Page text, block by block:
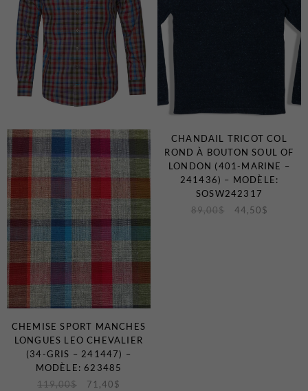
CHEMISE SPORT MANCHES
LONGUES LEO CHEVALIER
(34-GRIS – 241447) –
MODÈLE: 623485
119,00$ 71,40 $
CHANDAIL TRICOT COL
ROND À BOUTON SOUL OF
LONDON (401-MARINE –
241436) – MODÈLE:
SOSW242317
89,00$ 44,50 $